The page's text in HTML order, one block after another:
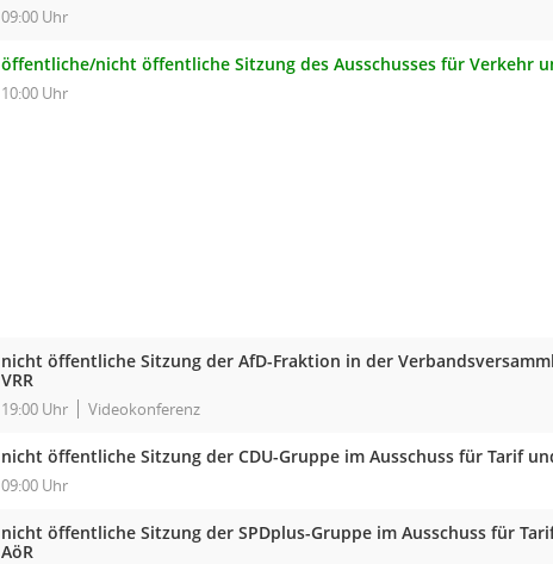
09:00 Uhr
öffentliche/nicht öffentliche Sitzung des Ausschusses für Verkehr
10:00 Uhr
nicht öffentliche Sitzung der AfD-Fraktion in der
VRR
19:00 Uhr Videokonferenz
nicht öffentliche Sitzung der CDU-Gruppe im Ausschuss für Tarif
09:00 Uhr
nicht öffentliche Sitzung der SPDplus-Gruppe im Ausschuss für
AöR